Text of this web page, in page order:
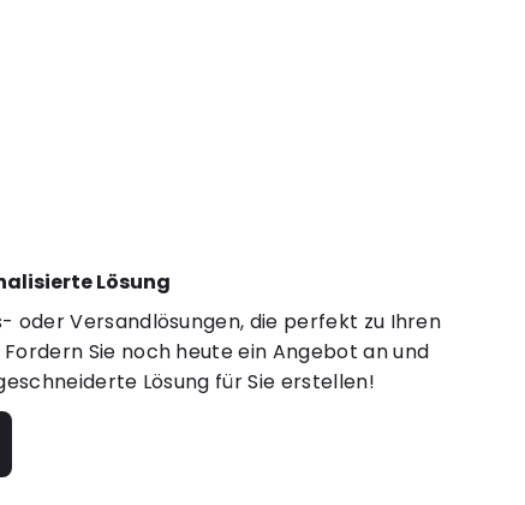
Lösung
oder Versandlösungen, die perfekt zu Ihren
Sie noch heute ein Angebot an und
Lösung für Sie erstellen!